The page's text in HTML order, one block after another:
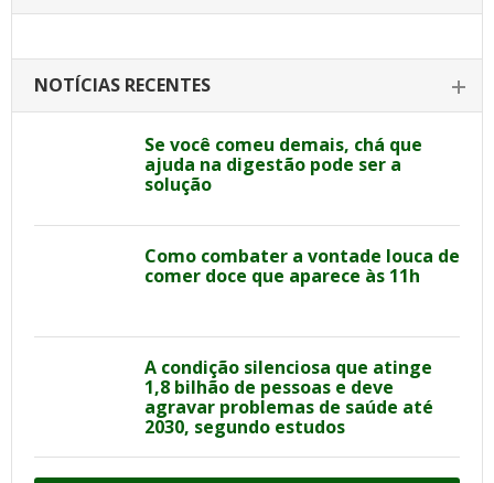
NOTÍCIAS RECENTES
Se você comeu demais, chá que
ajuda na digestão pode ser a
solução
Como combater a vontade louca de
comer doce que aparece às 11h
A condição silenciosa que atinge
1,8 bilhão de pessoas e deve
agravar problemas de saúde até
2030, segundo estudos